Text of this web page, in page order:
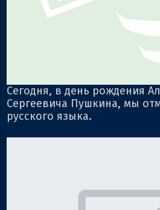
Сегодня, в день рождения
Сергеевича Пушкина, мы
русского языка.